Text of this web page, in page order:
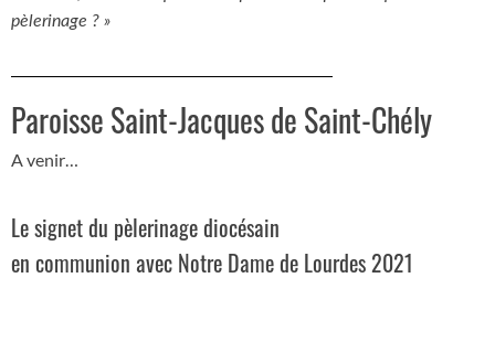
pèlerinage ? »
Paroisse Saint-Jacques de Saint-Chély
A venir…
Le signet du pèlerinage diocésain
en communion avec Notre Dame de Lourdes 2021